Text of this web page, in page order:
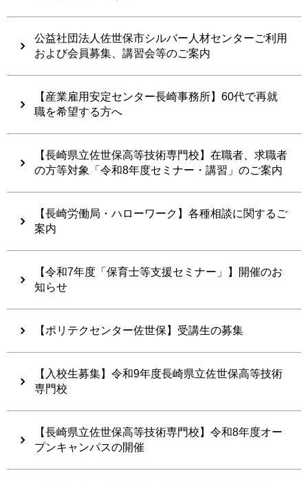
公益社団法人佐世保市シルバー人材センターご利用
および会員募集、講習会等のご案内
【産業雇用安定センター長崎事務所】60代で再就
職を希望する方へ
【長崎県立佐世保高等技術専門校】在職者、求職者
の方等対象「令和8年度セミナー・講習」のご案内
【長崎労働局・ハローワーク】各種相談に関するご
案内
【令和7年度「保育士等支援セミナー」】開催のお
知らせ
【ポリテクセンター佐世保】受講生の募集
【入校生募集】令和9年度長崎県立佐世保高等技術
専門校
【長崎県立佐世保高等技術専門校】令和8年度オー
プンキャンパスの開催